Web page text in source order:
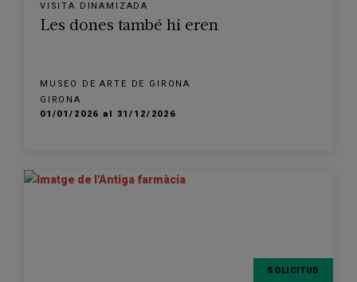
VISITA DINAMIZADA
Les dones també hi eren
MUSEO DE ARTE DE GIRONA
GIRONA
01/01/2026 al 31/12/2026
SOLICITUD